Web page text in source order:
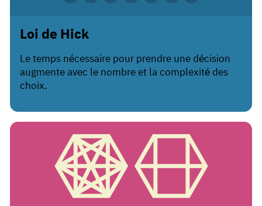
Loi de Hick
Le temps nécessaire pour prendre une décision
augmente avec le nombre et la complexité des
choix.